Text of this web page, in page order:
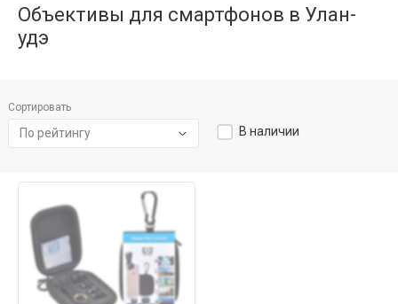
Объективы для смартфонов в Улан-
удэ
Сортировать
По рейтингу В наличии